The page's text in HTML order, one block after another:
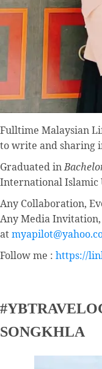
Fulltime Malaysian
to write and sharing
Graduated in
International Islamic
Any Collaboration,
Any Media
at
Follow me : https://
SONGKHLA